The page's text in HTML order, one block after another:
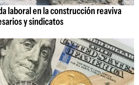
laboral en la construcción reaviva
y sindicatos